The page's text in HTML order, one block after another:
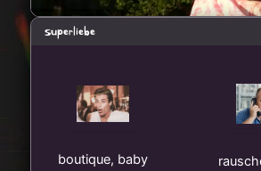
superliebe
boutique, baby